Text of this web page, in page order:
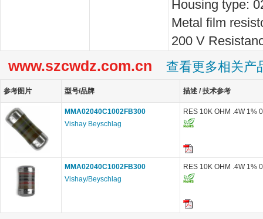
Housing type:
Metal film
200 V
www.szcwdz.com.cn 查看更多相关产
参考图片 型号/品牌 描述 / 技术参考
MMA02040C1002FB300
Vishay Beyschlag
RES 10K OHM .4W 1%
MMA02040C1002FB300
Vishay/Beyschlag
RES 10K OHM .4W 1%